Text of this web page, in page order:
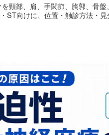
頸部、肩、手関節、胸郭、骨
ST向けに、位置・触診方法・